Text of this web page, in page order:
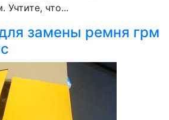
Учтите, что...
замены ремня грм